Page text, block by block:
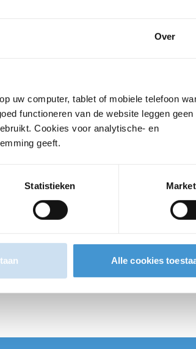
Over
uw computer, tablet of mobiele telefoon
functioneren van de website leggen geen
Cookies voor analytische- en
geeft.
Statistieken
Alle cookies